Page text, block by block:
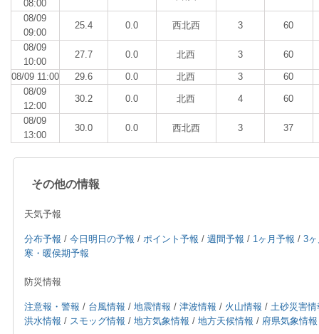
08:00
08/09
09:00
25.4 0.0 西北西 3 60
08/09
10:00
27.7 0.0 北西 3 60
08/09 11:00 29.6 0.0 北西 3
60
08/09
12:00
30.2 0.0 北西 4 60
08/09
13:00
30.0 0.0 西北西 3 37
その他の情報
天気予報
分布予報 / 今日明日の予報 / ポイント予報 / 週間予報 / 1ヶ月予報 / 3
寒・暖侯期予報
防災情報
注意報・警報 / 台風情報 / 地震情報 / 津波情報 / 火山情報 / 土砂災害情
洪水情報 / スモッグ情報 / 地方気象情報 / 地方天候情報 / 府県気象情報